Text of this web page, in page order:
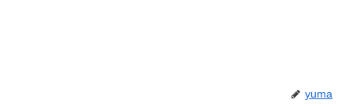
yuma